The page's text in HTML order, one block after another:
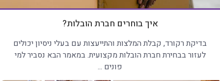
איך בוחרים חברת הובלות?
בדיקת רקורד, קבלת המלצות והתייעצות עם בעלי ניסיון יכולים
לעזור בבחירת חברת הובלות מקצועית. במאמר הבא נסביר למי
פונים ...